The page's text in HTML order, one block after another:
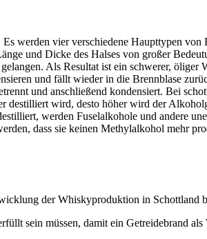
werden vier verschiedene Haupttypen
und Dicke des Halses von großer
Als Resultat ist ein schwerer, öliger
und fällt wieder in die Brennblase
und anschließend kondensiert. Bei
wird, desto höher wird der
werden Fuselalkohole und andere
dass sie keinen Methylalkohol mehr
der Whiskyproduktion in Schottland
sein müssen, damit ein Getreidebrand